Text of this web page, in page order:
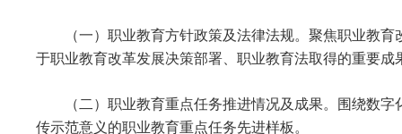
（一）职业教育方针政策及法律法规。聚焦职业教
于职业教育改革发展决策部署、职业教育法取得的重要成
（二）职业教育重点任务推进情况及成果。围绕数
传示范意义的职业教育重点任务先进样板。